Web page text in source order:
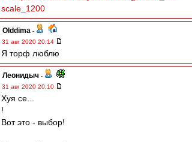
scale_1200
Olddima -
31 авг 2020 20:14
Я торф люблю
Леонидыч -
31 авг 2020 20:10
Хуя се...
!
Вот это - выбор!